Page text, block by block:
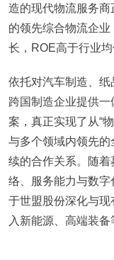
造的现代物流服务商
的领先综合物流企
长，ROE高于行业
依托对汽车制造、
跨国制造企业提供
案，真正实现了从“
与多个领域内领先
续的合作关系。随着
络、服务能力与数
于世盟股份深化与
入新能源、高端装备